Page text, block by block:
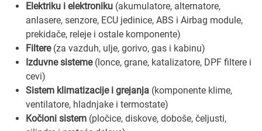
Elektriku i elektroniku (akumulatore, alternatore,
anlasere, senzore, ECU jedinice, ABS i Airbag module,
prekidače, releje i ostale komponente)
Filtere(za vazduh, ulje, gorivo, gas i kabinu)
Izduvne sisteme(lonce, grane, katalizatore, DPF filtere i
cevi)
Sistem klimatizacije i grejanja (komponente klime,
ventilatore, hladnjake i termostate)
Kočioni sistem (pločice, diskove, doboše, čeljusti,